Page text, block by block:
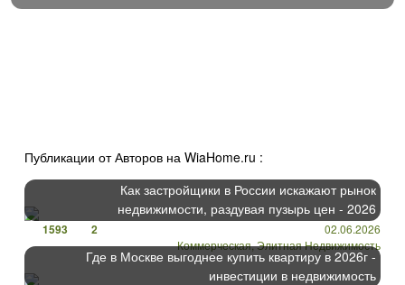
Публикации от Авторов на WiaHome.ru :
Как застройщики в России искажают рынок
недвижимости, раздувая пузырь цен - 2026
1593 2
02.06.2026
Коммерческая, Элитная Недвижимость
Где в Москве выгоднее купить квартиру в 2026г -
инвестиции в недвижимость